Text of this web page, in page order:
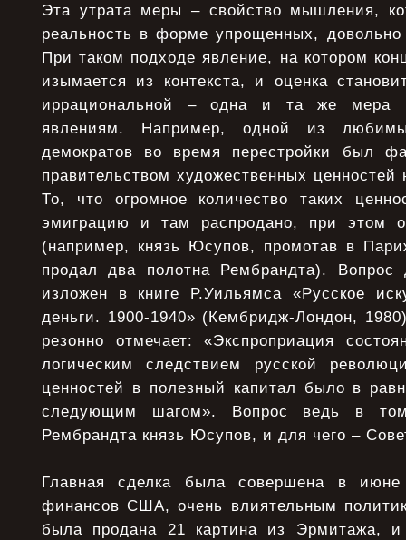
Эта утрата меры – свойство мышления,
реальность в форме упрощенных,
При таком подходе явление, на котором
изымается из контекста, и оценка
иррациональной – одна и та же мера
явлениям. Например, одной из
демократов во время перестройки был
правительством художественных ценностей
То, что огромное количество таких
эмиграцию и там распродано, при этом
(например, князь Юсупов, промотав в
продал два полотна Рембрандта).
изложен в книге Р.Уильямса «Русское
деньги. 1900-1940» (Кембридж-Лондон,
резонно отмечает: «Экспроприация
логическим следствием русской
ценностей в полезный капитал было в
следующим шагом». Вопрос ведь в
Рембрандта князь Юсупов, и для чего –
Главная сделка была совершена в
финансов США, очень влиятельным
была продана 21 картина из Эрмитажа,